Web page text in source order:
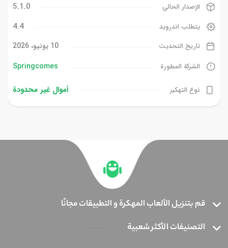
الإصدار الحالي 5.1.0
يتطلب اندرويد 4.4
تاريخ التحديث 10 يونيو، 2026
الشركة المطورة Springcomes
نوع التهكير أموال غیر محدودة
قم بتنزيل الألعاب المهكرة و التطبيقات مجانًا
التصنيفات الأكثر شعبية